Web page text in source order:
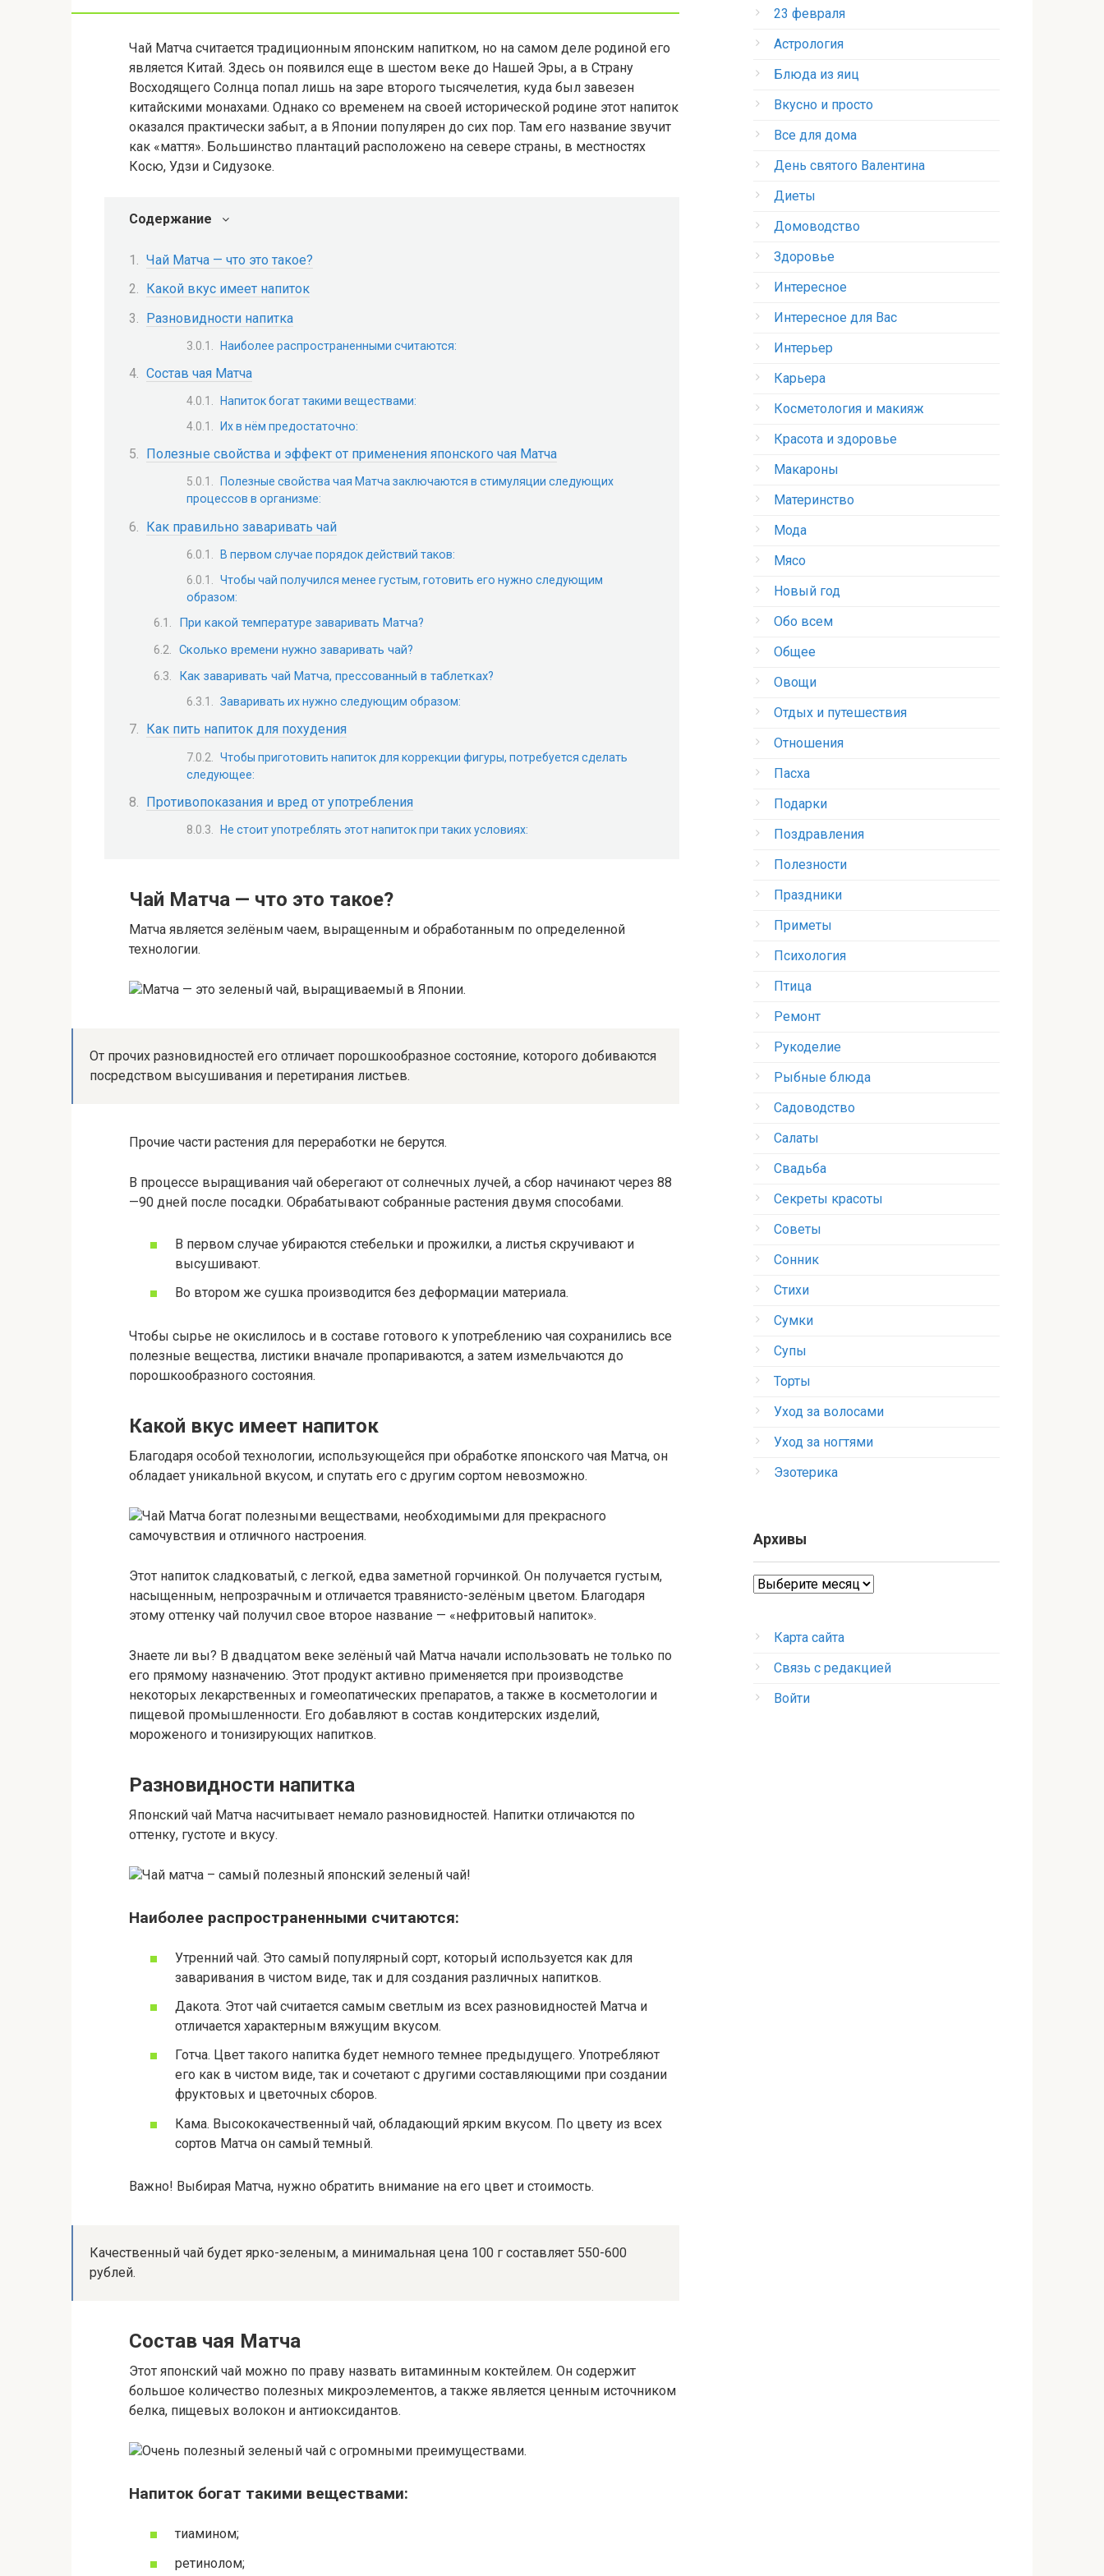
Чай Матча считается традиционным японским напитком, но на самом деле родиной его
является Китай. Здесь он появился еще в шестом веке до Нашей Эры, а в Страну
Восходящего Солнца попал лишь на заре второго тысячелетия, куда был завезен
китайскими монахами. Однако со временем на своей исторической родине этот напиток
оказался практически забыт, а в Японии популярен до сих пор. Там его название звучит
как «маття». Большинство плантаций расположено на севере страны, в местностях
Косю, Удзи и Сидузоке.
Содержание
Чай Матча — что это такое?
Какой вкус имеет напиток
Разновидности напитка
Наиболее распространенными считаются:
Состав чая Матча
Напиток богат такими веществами:
Их в нём предостаточно:
Полезные свойства и эффект от применения японского чая Матча
Полезные свойства чая Матча заключаются в стимуляции следующих
процессов в организме:
Как правильно заваривать чай
В первом случае порядок действий таков:
Чтобы чай получился менее густым, готовить его нужно следующим
образом:
При какой температуре заваривать Матча?
Сколько времени нужно заваривать чай?
Как заваривать чай Матча, прессованный в таблетках?
Заваривать их нужно следующим образом:
Как пить напиток для похудения
Чтобы приготовить напиток для коррекции фигуры, потребуется сделать
следующее:
Противопоказания и вред от употребления
Не стоит употреблять этот напиток при таких условиях:
Чай Матча — что это такое?
Матча является зелёным чаем, выращенным и обработанным по определенной
технологии.
Матча — это зеленый чай, выращиваемый в Японии.
От прочих разновидностей его отличает порошкообразное состояние, которого добиваются
посредством высушивания и перетирания листьев.
Прочие части растения для переработки не берутся.
В процессе выращивания чай оберегают от солнечных лучей, а сбор начинают через 88
—90 дней после посадки. Обрабатывают собранные растения двумя способами.
В первом случае убираются стебельки и прожилки, а листья скручивают и
высушивают.
Во втором же сушка производится без деформации материала.
Чтобы сырье не окислилось и в составе готового к употреблению чая сохранились все
полезные вещества, листики вначале пропариваются, а затем измельчаются до
порошкообразного состояния.
Какой вкус имеет напиток
Благодаря особой технологии, использующейся при обработке японского чая Матча, он
обладает уникальной вкусом, и спутать его с другим сортом невозможно.
Чай Матча богат полезными веществами, необходимыми для прекрасного
самочувствия и отличного настроения.
Этот напиток сладковатый, с легкой, едва заметной горчинкой. Он получается густым,
насыщенным, непрозрачным и отличается травянисто-зелёным цветом. Благодаря
этому оттенку чай получил свое второе название — «нефритовый напиток».
Знаете ли вы? В двадцатом веке зелёный чай Матча начали использовать не только по
его прямому назначению. Этот продукт активно применяется при производстве
некоторых лекарственных и гомеопатических препаратов, а также в косметологии и
пищевой промышленности. Его добавляют в состав кондитерских изделий,
мороженого и тонизирующих напитков.
Разновидности напитка
Японский чай Матча насчитывает немало разновидностей. Напитки отличаются по
оттенку, густоте и вкусу.
Чай матча – самый полезный японский зеленый чай!
Наиболее распространенными считаются:
Утренний чай. Это самый популярный сорт, который используется как для
заваривания в чистом виде, так и для создания различных напитков.
Дакота. Этот чай считается самым светлым из всех разновидностей Матча и
отличается характерным вяжущим вкусом.
Готча. Цвет такого напитка будет немного темнее предыдущего. Употребляют
его как в чистом виде, так и сочетают с другими составляющими при создании
фруктовых и цветочных сборов.
Кама. Высококачественный чай, обладающий ярким вкусом. По цвету из всех
сортов Матча он самый темный.
Важно! Выбирая Матча, нужно обратить внимание на его цвет и стоимость.
Качественный чай будет ярко-зеленым, а минимальная цена 100 г составляет 550-600
рублей.
Состав чая Матча
Этот японский чай можно по праву назвать витаминным коктейлем. Он содержит
большое количество полезных микроэлементов, а также является ценным источником
белка, пищевых волокон и антиоксидантов.
Очень полезный зеленый чай с огромными преимуществами.
Напиток богат такими веществами:
тиамином;
ретинолом;
23 февраля
Астрология
Блюда из яиц
Вкусно и просто
Все для дома
День святого Валентина
Диеты
Домоводство
Здоровье
Интересное
Интересное для Вас
Интерьер
Карьера
Косметология и макияж
Красота и здоровье
Макароны
Материнство
Мода
Мясо
Новый год
Обо всем
Общее
Овощи
Отдых и путешествия
Отношения
Пасха
Подарки
Поздравления
Полезности
Праздники
Приметы
Психология
Птица
Ремонт
Рукоделие
Рыбные блюда
Садоводство
Салаты
Свадьба
Секреты красоты
Советы
Сонник
Стихи
Сумки
Супы
Торты
Уход за волосами
Уход за ногтями
Эзотерика
Архивы
Архивы
Карта сайта
Связь с редакцией
Войти